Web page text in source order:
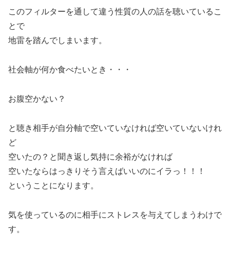
このフィルターを通して違う性質の人の話を聴いているこ
とで
地雷を踏んでしまいます。
社会軸が何か食べたいとき・・・
お腹空かない？
と聴き相手が自分軸で空いていなければ空いていないけれ
ど
空いたの？と聞き返し気持に余裕がなければ
空いたならはっきりそう言えばいいのにイラっ！！！
ということになります。
気を使っているのに相手にストレスを与えてしまうわけで
す。